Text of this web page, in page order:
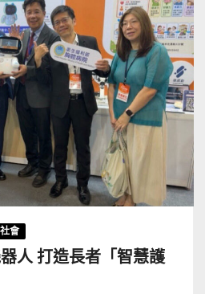
社會
人 打造長者「智慧護